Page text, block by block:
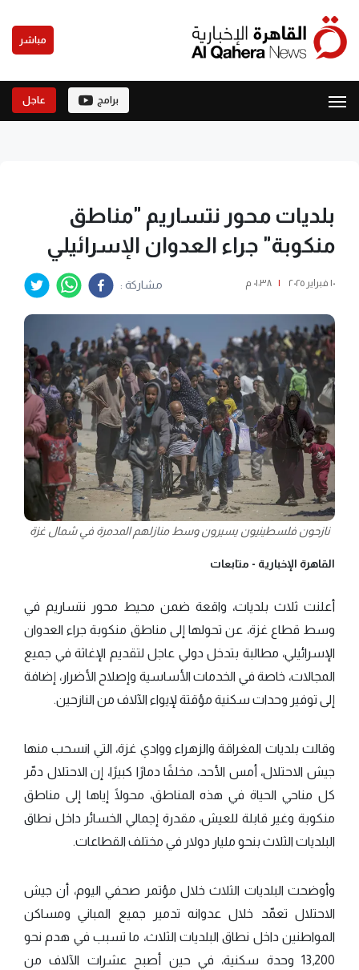
مباشر
برامج عاجل
بلديات محور نتساريم "مناطق
منكوبة" جراء العدوان الإسرائيلي
١٠ فبراير ٢٠٢٥ | ٠١:٣٨ م مشاركة :
نازحون فلسطينيون يسيرون وسط منازلهم المدمرة في شمال غزة
القاهرة الإخبارية - متابعات
أعلنت ثلاث بلديات، واقعة ضمن محيط محور نتساريم في
وسط قطاع غزة، عن تحولها إلى مناطق منكوبة جراء العدوان
الإسرائيلي، مطالبة بتدخل دولي عاجل لتقديم الإغاثة في جميع
المجالات، خاصة في الخدمات الأساسية وإصلاح الأضرار، إضافة
إلى توفير وحدات سكنية مؤقتة لإيواء الآلاف من النازحين.
وقالت بلديات المغراقة والزهراء ووادي غزة، التي انسحب منها
جيش الاحتلال، أمس الأحد، مخلفًا دمارًا كبيرًا، إن الاحتلال دمّر
كل مناحي الحياة في هذه المناطق، محولًا إياها إلى مناطق
منكوبة وغير قابلة للعيش، مقدرة إجمالي الخسائر داخل نطاق
البلديات الثلاث بنحو مليار دولار في مختلف القطاعات.
وأوضحت البلديات الثلاث خلال مؤتمر صحفي اليوم، أن جيش
الاحتلال تعمّد خلال عدوانه تدمير جميع المباني ومساكن
المواطنين داخل نطاق البلديات الثلاث، ما تسبب في هدم نحو
13,200 وحدة سكنية، في حين أصبح عشرات الآلاف من